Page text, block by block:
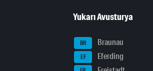
Yukarı Avusturya
BR Braunau
EF Eferding